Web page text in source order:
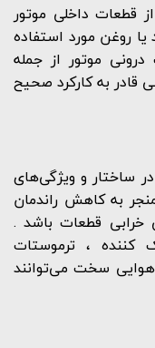
قطعات داخلی موتور
روغن مورد استفاده
موتور از جمله
به کارکرد صحیح
ساختار و ویژگی‌های
به کاهش راندمان
قطعات باشد .
، ترموستات
هوایی سخت می‌توانند